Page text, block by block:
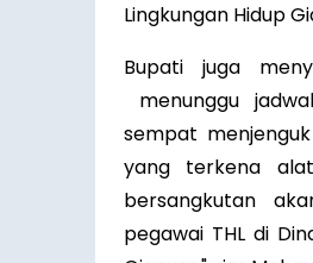
Lingkungan Hidup
Bupati juga
menunggu
sempat
yang terkena
bersangkutan
pegawai THL di